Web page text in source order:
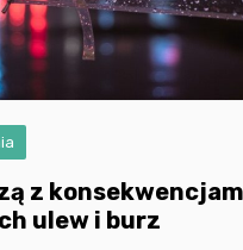
z
ulew i burz